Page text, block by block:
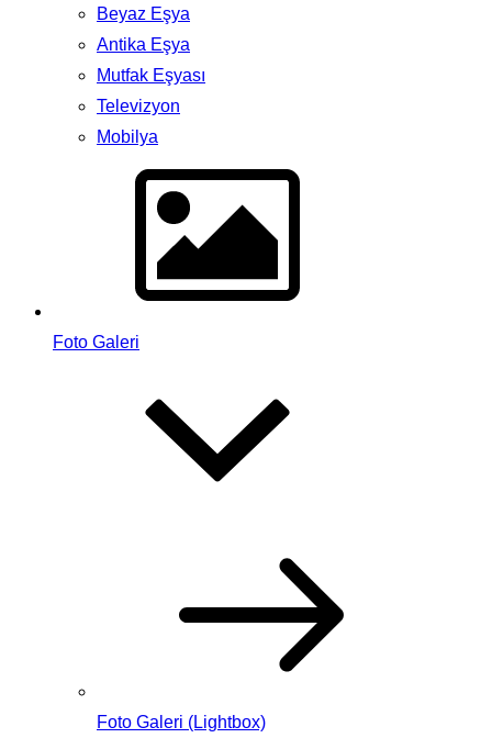
Beyaz Eşya
Antika Eşya
Mutfak Eşyası
Televizyon
Mobilya
Foto Galeri
Foto Galeri (Lightbox)